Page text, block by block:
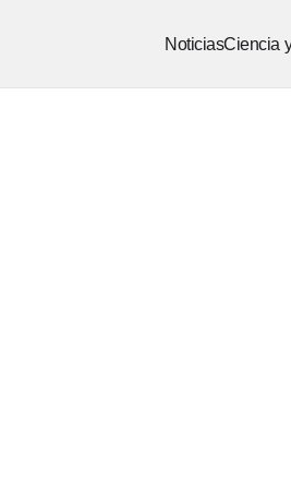
NoticiasCiencia